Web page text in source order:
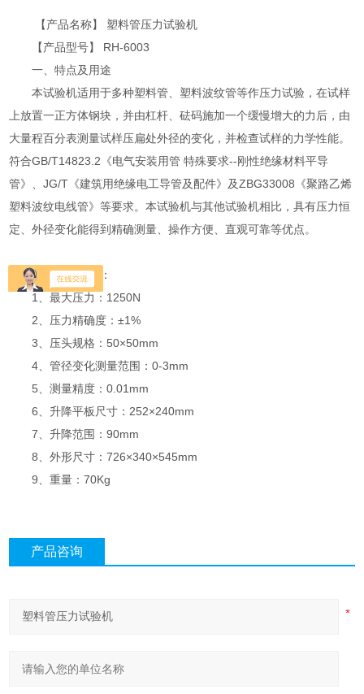
【产品名称】 塑料管压力试验机
【产品型号】 RH-6003
一、特点及用途
本试验机适用于多种塑料管、塑料波纹管等作压力试验，在试样
上放置一正方体钢块，并由杠杆、砝码施加一个缓慢增大的力后，由
大量程百分表测量试样压扁处外径的变化，并检查试样的力学性能。
符合GB/T14823.2《电气安装用管 特殊要求--刚性绝缘材料平导
管》、JG/T《建筑用绝缘电工导管及配件》及ZBG33008《聚路乙烯
塑料波纹电线管》等要求。本试验机与其他试验机相比，具有压力恒
定、外径变化能得到精确测量、操作方便、直观可靠等优点。
二、技术参数：
1、最大压力：1250N
2、压力精确度：±1%
3、压头规格：50×50mm
4、管径变化测量范围：0-3mm
5、测量精度：0.01mm
6、升降平板尺寸：252×240mm
7、升降范围：90mm
8、外形尺寸：726×340×545mm
9、重量：70Kg
产品咨询